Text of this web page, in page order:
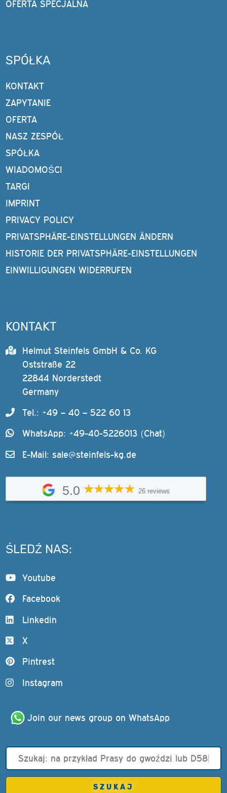
OFERTA SPECJALNA
SPÓŁKA
KONTAKT
ZAPYTANIE
OFERTA
NASZ ZESPÓŁ
SPÓŁKA
WIADOMOŚCI
TARGI
IMPRINT
PRIVACY POLICY
PRIVATSPHÄRE-EINSTELLUNGEN ÄNDERN
HISTORIE DER PRIVATSPHÄRE-EINSTELLUNGEN
EINWILLIGUNGEN WIDERRUFEN
KONTAKT
Helmut Steinfels GmbH & Co. KG
Oststraße 22
22844 Norderstedt
Germany
Tel.: +49 – 40 – 522 60 13
WhatsApp: +49-40-5226013 (Chat)
E-Mail: sale@steinfels-kg.de
5.0 26 reviews
ŚLEDŹ NAS:
Youtube
Facebook
Linkedin
X
Pintrest
Instagram
Join our news group on WhatsApp